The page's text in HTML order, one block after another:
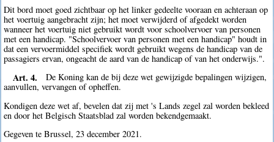
Dit bord moet goed zichtbaar op het linker gedeelte vooraan en achteraan op
het voertuig aangebracht zijn; het moet verwijderd of afgedekt worden
wanneer het voertuig niet gebruikt wordt voor schoolvervoer van personen
met een handicap. "Schoolvervoer van personen met een handicap" houdt in
dat een vervoermiddel specifiek wordt gebruikt wegens de handicap van de
passagiers ervan, ongeacht de aard van de handicap of van het onderwijs.".
Art. 4.
De Koning kan de bij deze wet gewijzigde bepalingen wijzigen,
aanvullen, vervangen of opheffen.
Kondigen deze wet af, bevelen dat zij met 's Lands zegel zal worden bekleed
en door het Belgisch Staatsblad zal worden bekendgemaakt.
Gegeven te Brussel, 23 december 2021.